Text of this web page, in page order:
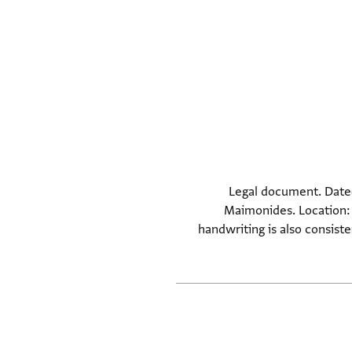
Legal document.
Maimonides.
handwriting is also